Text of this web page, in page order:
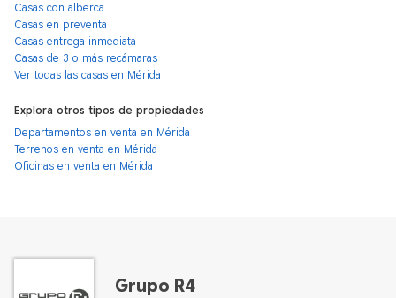
Casas con alberca
Casas en preventa
Casas entrega inmediata
Casas de 3 o más recámaras
Ver todas las casas en Mérida
Explora otros tipos de propiedades
Departamentos en venta en Mérida
Terrenos en venta en Mérida
Oficinas en venta en Mérida
Grupo R4